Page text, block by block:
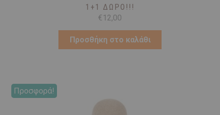
1+1 ΔΏΡΟ!!!
€ 12,00
Προσθήκη στο καλάθι
Προσφορά!